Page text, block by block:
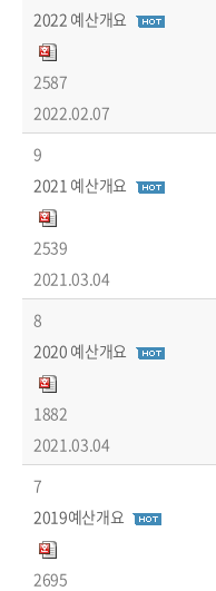
2022 예산개요
2587
2022.02.07
9
2021 예산개요
2539
2021.03.04
8
2020 예산개요
1882
2021.03.04
7
2019예산개요
2695